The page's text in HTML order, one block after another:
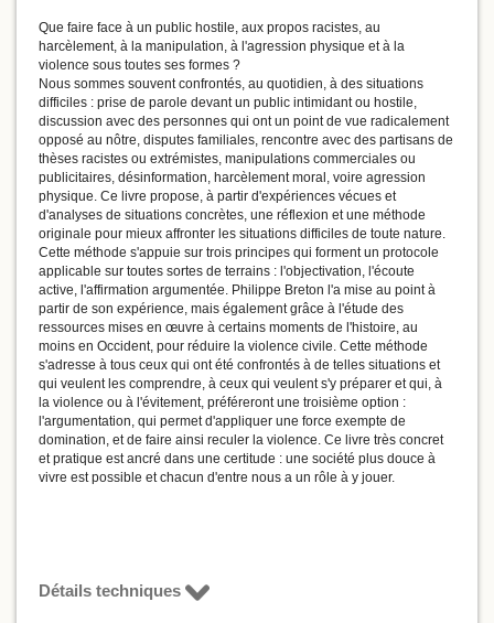
Que faire face à un public hostile, aux propos racistes, au
harcèlement, à la manipulation, à l'agression physique et à la
violence sous toutes ses formes ?
Nous sommes souvent confrontés, au quotidien, à des situations
difficiles : prise de parole devant un public intimidant ou hostile,
discussion avec des personnes qui ont un point de vue radicalement
opposé au nôtre, disputes familiales, rencontre avec des partisans de
thèses racistes ou extrémistes, manipulations commerciales ou
publicitaires, désinformation, harcèlement moral, voire agression
physique. Ce livre propose, à partir d'expériences vécues et
d'analyses de situations concrètes, une réflexion et une méthode
originale pour mieux affronter les situations difficiles de toute nature.
Cette méthode s'appuie sur trois principes qui forment un protocole
applicable sur toutes sortes de terrains : l'objectivation, l'écoute
active, l'affirmation argumentée. Philippe Breton l'a mise au point à
partir de son expérience, mais également grâce à l'étude des
ressources mises en œuvre à certains moments de l'histoire, au
moins en Occident, pour réduire la violence civile. Cette méthode
s'adresse à tous ceux qui ont été confrontés à de telles situations et
qui veulent les comprendre, à ceux qui veulent s'y préparer et qui, à
la violence ou à l'évitement, préféreront une troisième option :
l'argumentation, qui permet d'appliquer une force exempte de
domination, et de faire ainsi reculer la violence. Ce livre très concret
et pratique est ancré dans une certitude : une société plus douce à
vivre est possible et chacun d'entre nous a un rôle à y jouer.
Détails techniques